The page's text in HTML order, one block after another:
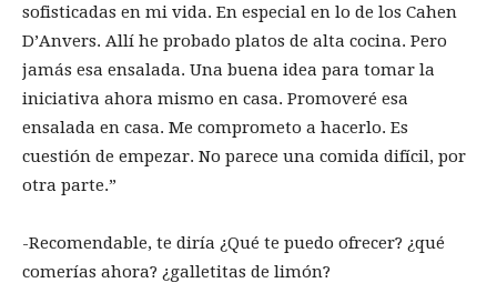
sofisticadas en mi vida. En especial en lo de los Cahen
D’Anvers. Allí he probado platos de alta cocina. Pero
jamás esa ensalada. Una buena idea para tomar la
iniciativa ahora mismo en casa. Promoveré esa
ensalada en casa. Me comprometo a hacerlo. Es
cuestión de empezar. No parece una comida difícil, por
otra parte.”
-Recomendable, te diría ¿Qué te puedo ofrecer? ¿qué
comerías ahora? ¿galletitas de limón?